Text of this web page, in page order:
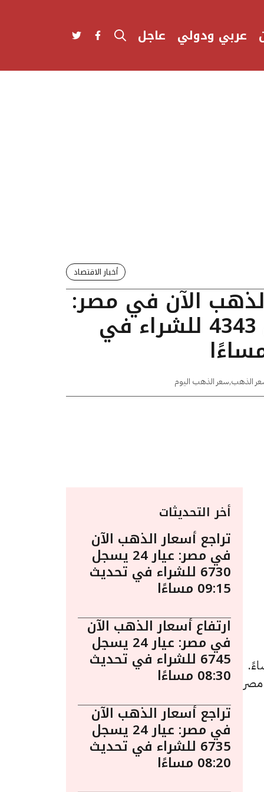
عربي ودولي عاجل
أخبار الاقتصاد
الآن في مصر:
عيار 24 يسجل 4343 للشراء في
الذهب,سعر الذهب اليوم
ليوم الأثنين 4 نوفمبر الساعة 11:00 مساءً.
أخر التحديثات
تراجع أسعار الذهب الآن
في مصر: عيار 24 يسجل
6730 للشراء في تحديث
09:15 مساءًا
ارتفاع أسعار الذهب الآن
في مصر: عيار 24 يسجل
6745 للشراء في تحديث
08:30 مساءًا
تراجع أسعار الذهب الآن
في مصر: عيار 24 يسجل
6735 للشراء في تحديث
08:20 مساءًا